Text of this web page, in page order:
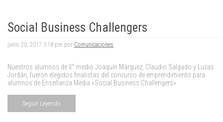
Social Business Challengers
junio 20, 2017 5:18 pm por Comunicaciones.
Nuestros alumnos de II° medio Joaquín Márquez, Claudio Salgado y Lucas
Jordán, fueron elegidos finalistas del concurso de emprendimiento para
alumnos de Enseñanza Media «Social Business Challengers»
Seguir Leyendo